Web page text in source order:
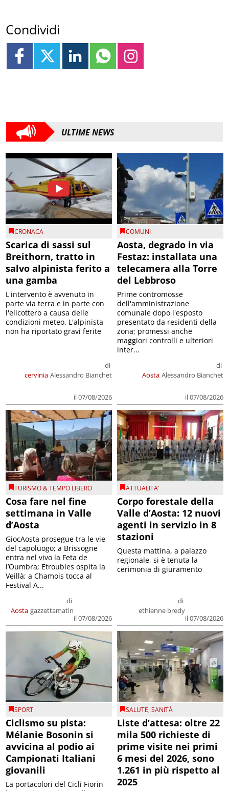
Condividi
ULTIME NEWS
CRONACA
Scarica di sassi sul
Breithorn, tratto in
salvo alpinista ferito a
una gamba
cervinia
di
Alessandro Bianchet
il 07/08/2026
L'intervento è avvenuto in
parte via terra e in parte con
l'elicottero a causa delle
condizioni meteo. L'alpinista
non ha riportato gravi ferite
COMUNI
Aosta, degrado in via
Festaz: installata una
telecamera alla Torre
del Lebbroso
Aosta
di
Alessandro Bianchet
il 07/08/2026
Prime contromosse
dell'amministrazione
comunale dopo l'esposto
presentato da residenti della
zona; promessi anche
maggiori controlli e ulteriori
inter...
TURISMO & TEMPO LIBERO
Cosa fare nel fine
settimana in Valle
d’Aosta
Aosta
di
gazzettamatin
il 07/08/2026
GiocAosta prosegue tra le vie
del capoluogo; a Brissogne
entra nel vivo la Feta de
l’Oumbra; Etroubles ospita la
Veillà; a Chamois tocca al
Festival A...
ATTUALITA'
Corpo forestale della
Valle d’Aosta: 12 nuovi
agenti in servizio in 8
stazioni
di
ethienne bredy
il 07/08/2026
Questa mattina, a palazzo
regionale, si è tenuta la
cerimonia di giuramento
SPORT
Ciclismo su pista:
Mélanie Bosonin si
avvicina al podio ai
Campionati Italiani
giovanili
La portacolori del Cicli Fiorin
SALUTE,SANITÀ
Liste d’attesa: oltre 22
mila 500 richieste di
prime visite nei primi
6 mesi del 2026, sono
1.261 in più rispetto al
2025